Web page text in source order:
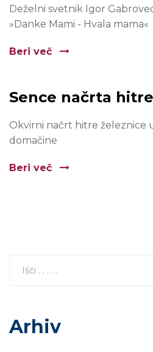
Deželni svetnik Igor
»Danke Mami - Hvala mama«
Beri več
Sence načrta
Okvirni načrt hitre železnice
domačine
Beri več
Arhiv